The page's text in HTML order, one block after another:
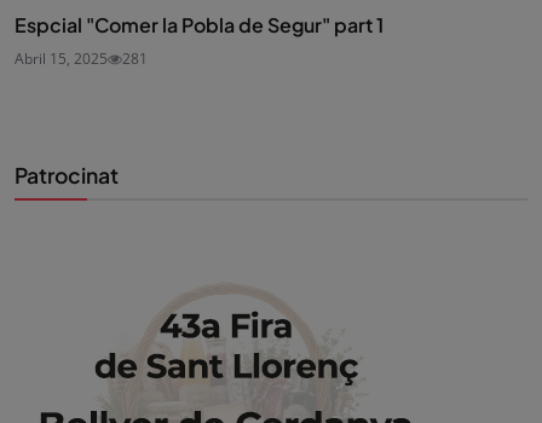
Espcial "Comer la Pobla de Segur" part 1
Abril 15, 2025 281
Patrocinat